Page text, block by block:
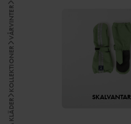
KOLLEKTIONER
VÅRVINTER
SKALVANTAR